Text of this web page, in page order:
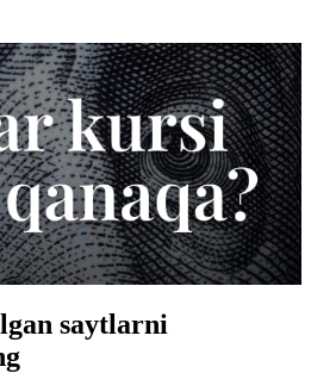
saytlarni